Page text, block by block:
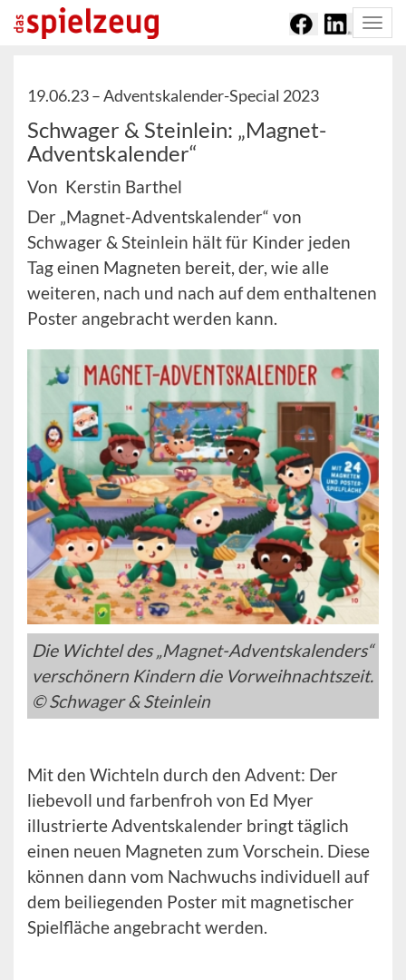
19.06.23 –Adventskalender-Special 2023
Schwager & Steinlein: „Magnet-
Adventskalender“
Von Kerstin Barthel
Der „Magnet-Adventskalender“ von
Schwager & Steinlein hält für Kinder jeden
Tag einen Magneten bereit, der, wie alle
weiteren, nach und nach auf dem enthaltenen
Poster angebracht werden kann.
Die Wichtel des „Magnet-Adventskalenders“
verschönern Kindern die Vorweihnachtszeit.
© Schwager & Steinlein
Mit den Wichteln durch den Advent: Der
liebevoll und farbenfroh von Ed Myer
illustrierte Adventskalender bringt täglich
einen neuen Magneten zum Vorschein. Diese
können dann vom Nachwuchs individuell auf
dem beiliegenden Poster mit magnetischer
Spielfläche angebracht werden.